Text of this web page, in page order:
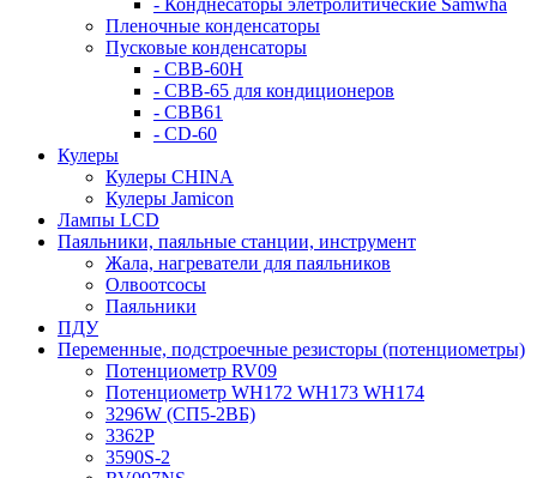
- Конднесаторы элетролитические Samwha
Пленочные конденсаторы
Пусковые конденсаторы
- CBB-60H
- CBB-65 для кондиционеров
- CBB61
- CD-60
Кулеры
Кулеры CHINA
Кулеры Jamicon
Лампы LCD
Паяльники, паяльные станции, инструмент
Жала, нагреватели для паяльников
Олвоотсосы
Паяльники
ПДУ
Переменные, подстроечные резисторы (потенциометры)
Потенциометр RV09
Потенциометр WH172 WH173 WH174
3296W (СП5-2ВБ)
3362P
3590S-2